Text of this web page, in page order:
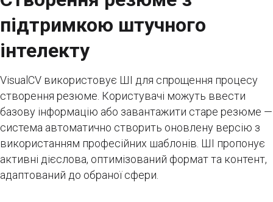
підтримкою штучного
інтелекту
VisualCV використовує ШІ для спрощення процесу
створення резюме. Користувачі можуть ввести
базову інформацію або завантажити старе резюме —
система автоматично створить оновлену версію з
використанням професійних шаблонів. ШІ пропонує
активні дієслова, оптимізований формат та контент,
адаптований до обраної сфери.